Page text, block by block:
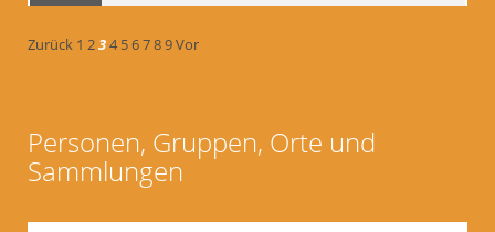
Zurück 1 234 56789Vor
Personen, Gruppen, Orte und
Sammlungen